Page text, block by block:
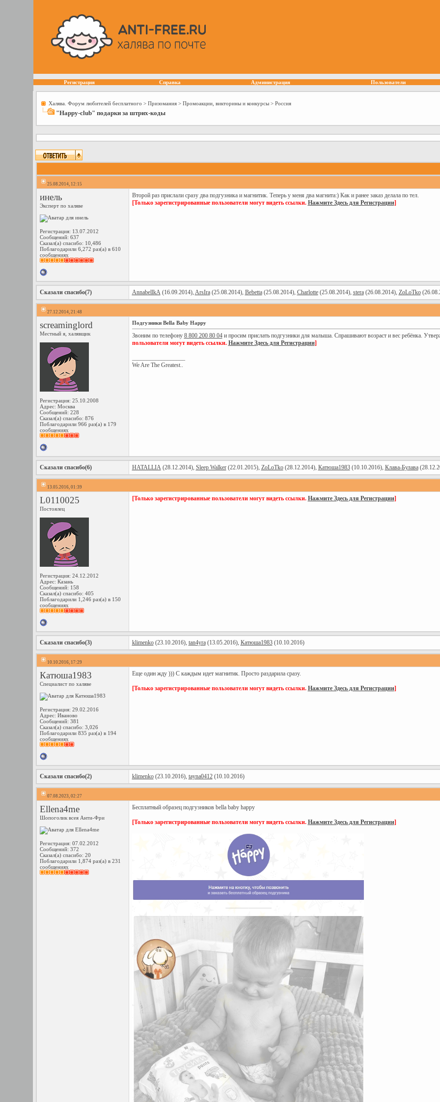
Регистрация Справка Администрация Пользователи
Халява. Форум любителей бесплатного > Призомания > Промоакции, викторины и конкурсы > Россия
"Happy-club" подарки за штрих-коды
25.08.2014, 12:15
инель
Эксперт по халяве
Регистрация: 13.07.2012
Сообщений: 637
Сказал(а) спасибо: 10,486
Поблагодарили 6,272 раз(а) в 610
сообщениях
Второй раз прислали сразу два подгузника и магнитик. Теперь у меня два магнита:) Как и ранее заказ делала по тел.
[Только зарегистрированные пользователи могут видеть ссылки. Нажмите Здесь для Регистрации]
Сказали спасибо(7) AnnabellkA(16.09.2014), ArsIra(25.08.2014), Bebetta(25.08.2014), Charlotte(25.08.2014), stera(26.08.2014), ZoLoTko
27.12.2014, 21:48
screaminglord
Местный я, халявщик
Регистрация: 25.10.2008
Адрес: Москва
Сообщений: 228
Сказал(а) спасибо: 876
Поблагодарили 966 раз(а) в 179
сообщениях
Подгузники Bella Baby Happy
Звоним по телефону 8 800 200 80 04и просим прислать подгузники для малыша. Спрашивают возраст и вес ребёнка.
пользователи могут видеть ссылки. Нажмите Здесь для Регистрации]
We Are The Greatest..
Сказали спасибо(6) HATALLIA(28.12.2014), Sleep Walker(22.01.2015), ZoLoTko(28.12.2014), Катюша1983(10.10.2016), Клава-Булава
13.05.2016, 01:39
L0110025
Постоялец
Регистрация: 24.12.2012
Адрес: Казань
Сообщений: 158
Сказал(а) спасибо: 405
Поблагодарили 1,246 раз(а) в 150
сообщениях
[Только зарегистрированные пользователи могут видеть ссылки. Нажмите Здесь для Регистрации]
Сказали спасибо(3) klimenko(23.10.2016), tan4yra(13.05.2016), Катюша1983(10.10.2016)
10.10.2016, 17:29
Катюша1983
Специалист по халяве
Регистрация: 29.02.2016
Адрес: Иваново
Сообщений: 381
Сказал(а) спасибо: 3,026
Поблагодарили 835 раз(а) в 194
сообщениях
Еще один жду ))) С каждым идет магнитик. Просто раздарила сразу.
[Только зарегистрированные пользователи могут видеть ссылки. Нажмите Здесь для Регистрации]
Сказали спасибо(2) klimenko(23.10.2016), tayna0412(10.10.2016)
07.08.2023, 02:27
Ellena4me
Шопоголик всея Анти-Фри
Регистрация: 07.02.2012
Сообщений: 372
Сказал(а) спасибо: 20
Поблагодарили 1,874 раз(а) в 231
сообщениях
Бесплатный образец подгузников bella baby happy
[Только зарегистрированные пользователи могут видеть ссылки. Нажмите Здесь для Регистрации]